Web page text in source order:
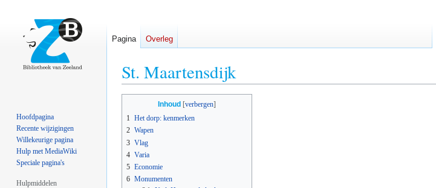
St. Maartensdijk
navigatie
springen
zoeken
springen
Inhoud
1 Het dorp: kenmerken
2 Wapen
3 Vlag
4 Varia
5 Economie
6 Monumenten
Pagina Overleg
Hoofdpagina
Recente wijzigingen
Willekeurige pagina
Hulp met MediaWiki
Speciale pagina's
Hulpmiddelen